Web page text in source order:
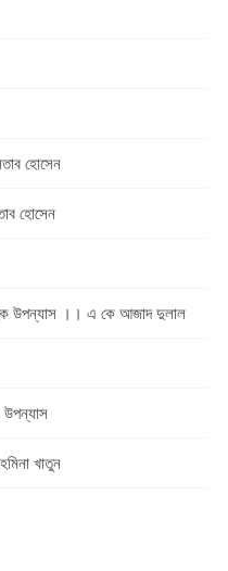
হোসেন
হোসেন
উপন্যাস ।। এ কে আজাদ দুলাল
উপন্যাস
খাতুন